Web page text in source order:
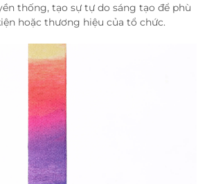
thống, tạo sự tự do sáng tạo để phù
hoặc thương hiệu của tổ chức.